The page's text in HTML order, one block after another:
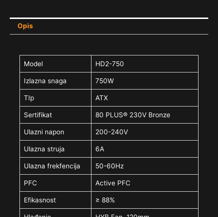
Opis
Model HD2-750
Izlazna snaga 750W
TIp ATX
Sertifikat 80 PLUS® 230V Bronze
Ulazni napon 200-240V
Ulazna struja 6A
Ulazna frekfencija 50-60Hz
PFC Active PFC
Efikasnost ≥ 88%